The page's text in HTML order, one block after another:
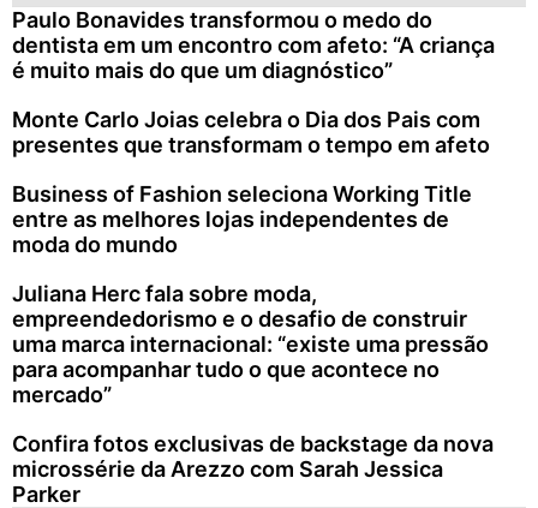
Paulo Bonavides transformou o medo do
dentista em um encontro com afeto: “A criança
é muito mais do que um diagnóstico”
Monte Carlo Joias celebra o Dia dos Pais com
presentes que transformam o tempo em afeto
Business of Fashion seleciona Working Title
entre as melhores lojas independentes de
moda do mundo
Juliana Herc fala sobre moda,
empreendedorismo e o desafio de construir
uma marca internacional: “existe uma pressão
para acompanhar tudo o que acontece no
mercado”
Confira fotos exclusivas de backstage da nova
microssérie da Arezzo com Sarah Jessica
Parker